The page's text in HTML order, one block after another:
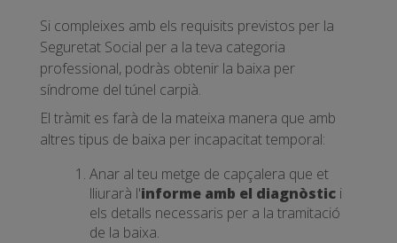
Si compleixes amb els requisits previstos per la
Seguretat Social per a la teva categoria
professional, podràs obtenir la baixa per
síndrome del túnel carpià.
El tràmit es farà de la mateixa manera que amb
altres tipus de baixa per incapacitat temporal:
Anar al teu metge de capçalera que et
lliurarà l'informe amb el diagnòstic i
els detalls necessaris per a la tramitació
de la baixa.